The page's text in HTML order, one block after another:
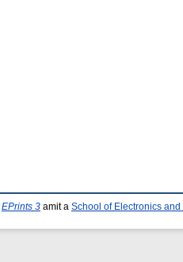
EPrints 3 amit a School of Electronics